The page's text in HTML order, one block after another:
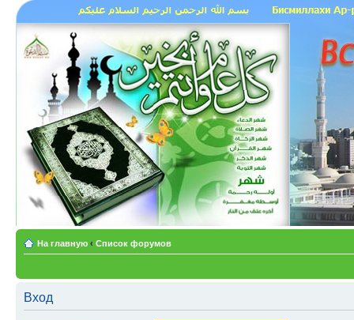
На главную ‹ Список форумов
Вход